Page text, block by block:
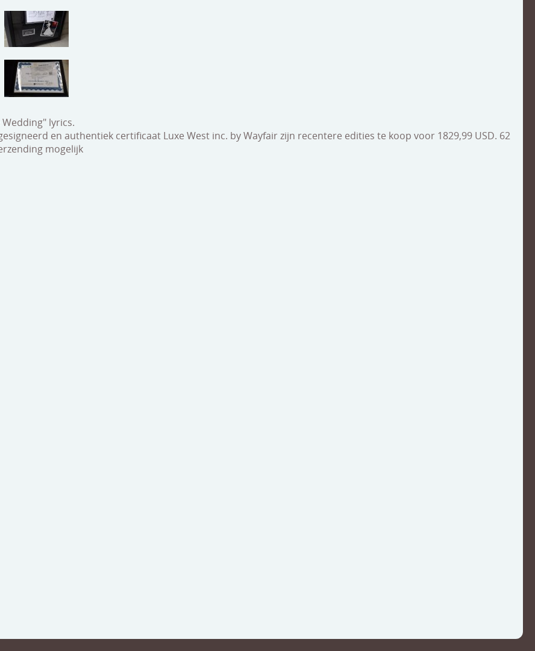
lyrics.
en authentiek certificaat Luxe West inc. by Wayfair zijn recentere edities te koop voor 1829,99 USD. 62
mogelijk